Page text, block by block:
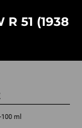
51 (1938
ml